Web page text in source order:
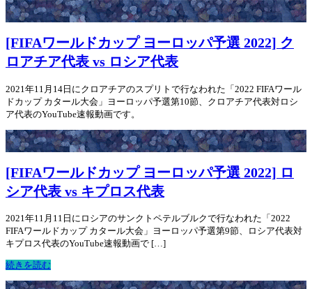
[FIFAワールドカップ ヨーロッパ予選 2022] ク
ロアチア代表 vs ロシア代表
2021年11月14日にクロアチアのスプリトで行なわれた「2022 FIFAワール
ドカップ カタール大会」ヨーロッパ予選第10節、クロアチア代表対ロシ
ア代表のYouTube速報動画です。
[FIFAワールドカップ ヨーロッパ予選 2022] ロ
シア代表 vs キプロス代表
2021年11月11日にロシアのサンクトペテルブルクで行なわれた「2022
FIFAワールドカップ カタール大会」ヨーロッパ予選第9節、ロシア代表対
キプロス代表のYouTube速報動画で […]
続きを読む